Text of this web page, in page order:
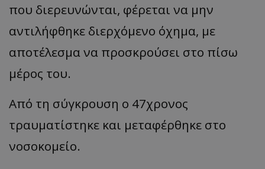
που διερευνώνται, φέρεται να μην
αντιλήφθηκε διερχόμενο όχημα, με
αποτέλεσμα να προσκρούσει στο πίσω
μέρος του.
Από τη σύγκρουση ο 47χρονος
τραυματίστηκε και μεταφέρθηκε στο
νοσοκομείο.